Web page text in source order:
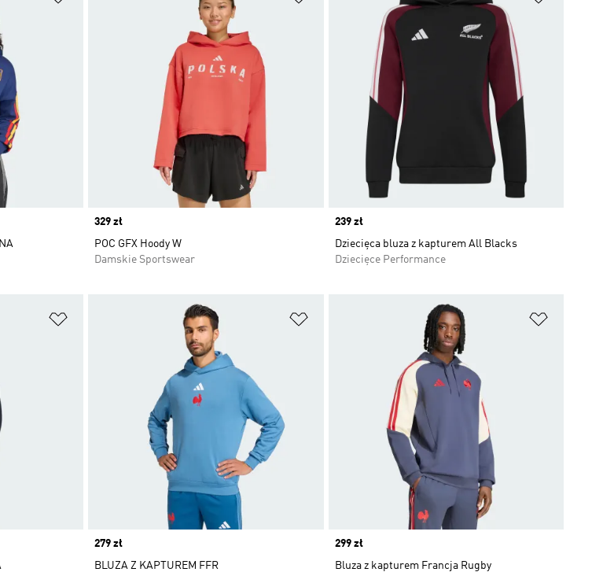
Price
329 zł
POC GFX Hoody W
Damskie Sportswear
Price
239 zł
Dziecięca bluza z kapturem All Blacks
Dziecięce Performance
Dodaj do listy życzeń
Price
279 zł
BLUZA Z KAPTUREM FFR
Price
299 zł
Bluza z kapturem Francja Rugby